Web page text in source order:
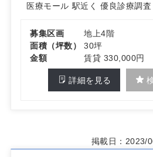
医療モール 駅近く 優良診療調査
募集区画
地上4階
面積（坪数）
30坪
金額
賃貸 330,000円
詳細を見る
掲載日：2023/